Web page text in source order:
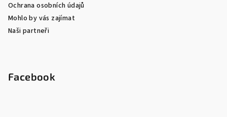
Ochrana osobních údajů
Mohlo by vás zajímat
Naši partneři
Facebook